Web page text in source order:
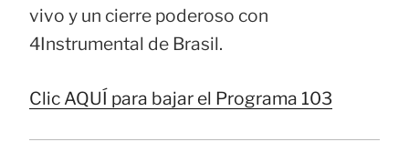
vivo y un cierre poderoso con
4Instrumental de Brasil.
Clic AQUÍ para bajar el Programa 103